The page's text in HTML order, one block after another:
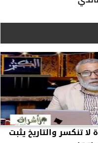
تنكسر والتاريخ يثبت